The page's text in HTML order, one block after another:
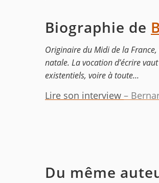
Biographie de
Originaire du Midi de la
natale. La vocation d’écrire
existentiels, voire à toute...
Lire son interview –
Du même